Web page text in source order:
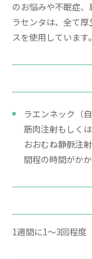
のお悩みや不眠症
ラセンタは、全て
スを使用しています。
ラエンネック（自
筋肉注射もしく
おおむね静脈注
間程の時間がかか
1週間に1～3回程度